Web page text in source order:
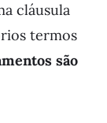
cláusula
termos
são